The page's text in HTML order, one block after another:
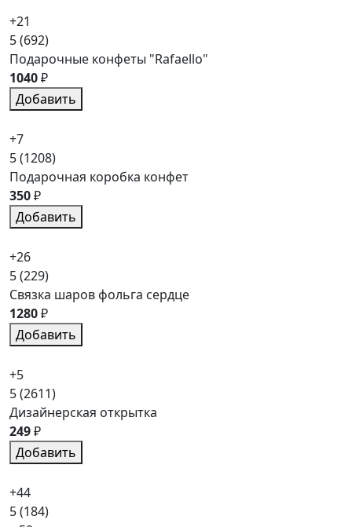
+21
5(692)
Подарочные конфеты "Rafaello"
1040₽
Добавить
+7
5(1208)
Подарочная коробка конфет
350₽
Добавить
+26
5(229)
Связка шаров фольга сердце
1280₽
Добавить
+5
5(2611)
Дизайнерская открытка
249₽
Добавить
+44
5(184)